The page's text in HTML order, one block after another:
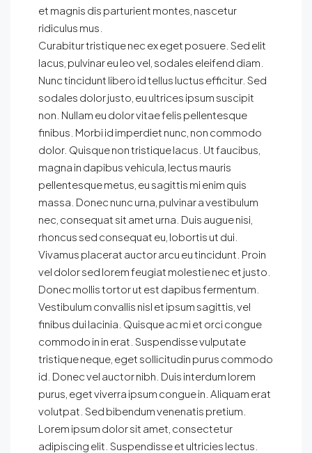
et magnis dis parturient montes, nascetur
ridiculus mus.
Curabitur tristique nec ex eget posuere. Sed elit
lacus, pulvinar eu leo vel, sodales eleifend diam.
Nunc tincidunt libero id tellus luctus efficitur. Sed
sodales dolor justo, eu ultrices ipsum suscipit
non. Nullam eu dolor vitae felis pellentesque
finibus. Morbi id imperdiet nunc, non commodo
dolor. Quisque non tristique lacus. Ut faucibus,
magna in dapibus vehicula, lectus mauris
pellentesque metus, eu sagittis mi enim quis
massa. Donec nunc urna, pulvinar a vestibulum
nec, consequat sit amet urna. Duis augue nisi,
rhoncus sed consequat eu, lobortis ut dui.
Vivamus placerat auctor arcu eu tincidunt. Proin
vel dolor sed lorem feugiat molestie nec et justo.
Donec mollis tortor ut est dapibus fermentum.
Vestibulum convallis nisl et ipsum sagittis, vel
finibus dui lacinia. Quisque ac mi et orci congue
commodo in in erat. Suspendisse vulputate
tristique neque, eget sollicitudin purus commodo
id. Donec vel auctor nibh. Duis interdum lorem
purus, eget viverra ipsum congue in. Aliquam erat
volutpat. Sed bibendum venenatis pretium.
Lorem ipsum dolor sit amet, consectetur
adipiscing elit. Suspendisse et ultricies lectus.